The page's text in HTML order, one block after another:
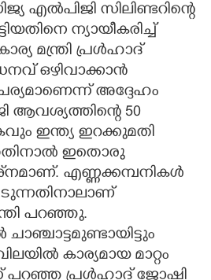
എല്‍പിജി സിലിണ്ടറിന്റെ
ന്യായീകരിച്ച്
മന്ത്രി പ്രള്‍ഹാദ്
ഒഴിവാക്കാന്‍
അദ്ദേഹം
50
ഇന്ത്യ ഇറക്കുമതി
ഇതൊരു
എണ്ണക്കമ്പനികള്‍
പറഞ്ഞു.
കാര്യമായ മാറ്റം